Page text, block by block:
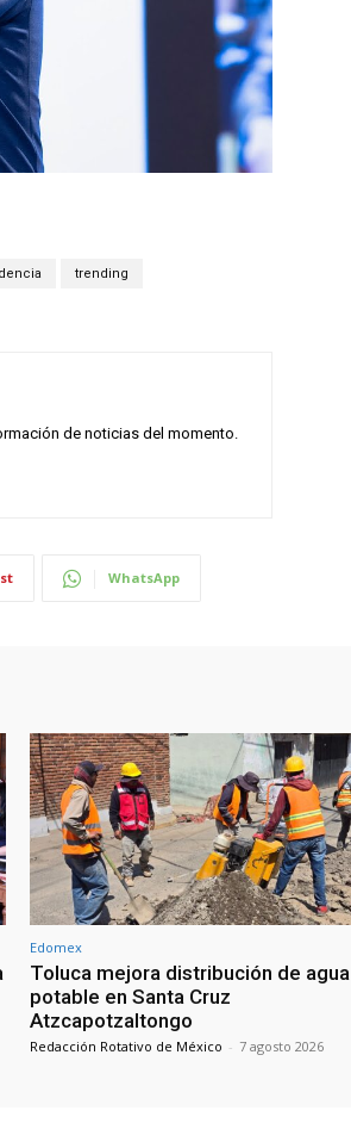
trending
de noticias del momento.
WhatsApp
Edomex
Toluca mejora distribución de agua
potable en Santa Cruz
Atzcapotzaltongo
Redacción Rotativo de México - 7 agosto 2026